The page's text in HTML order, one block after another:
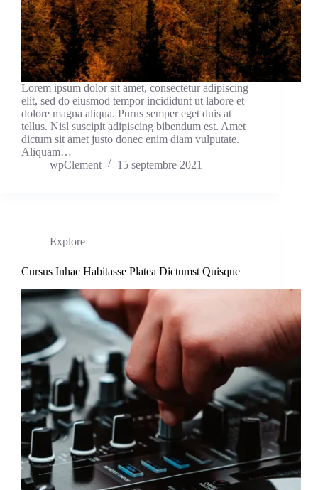
Lorem ipsum dolor sit amet, consectetur adipiscing
elit, sed do eiusmod tempor incididunt ut labore et
dolore magna aliqua. Purus semper eget duis at
tellus. Nisl suscipit adipiscing bibendum est. Amet
dictum sit amet justo donec enim diam vulputate.
Aliquam…
wpClement
15 septembre 2021
Explore
Cursus Inhac Habitasse Platea Dictumst Quisque